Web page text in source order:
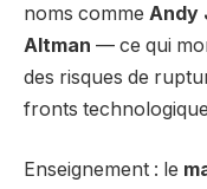
noms comme Andy
Altman — ce qui
des risques de
fronts
Enseignement : le